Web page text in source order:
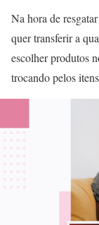
Na hora de
quer transferir a
escolher produtos
trocando pelos